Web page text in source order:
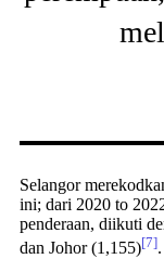
Selangor
ini; dari 2020 to
penderaan, diikuti
dan Johor (1,155)[7].